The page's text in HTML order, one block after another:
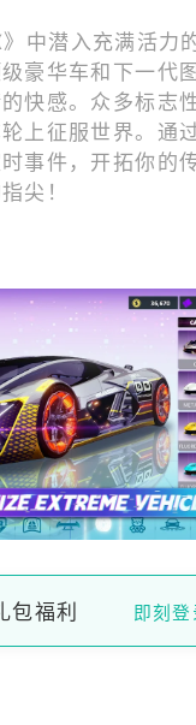
中潜入充满活力
豪华车和下一代
快感。众多标志
上征服世界。通
事件，开拓你的
尖！
包福利 即刻